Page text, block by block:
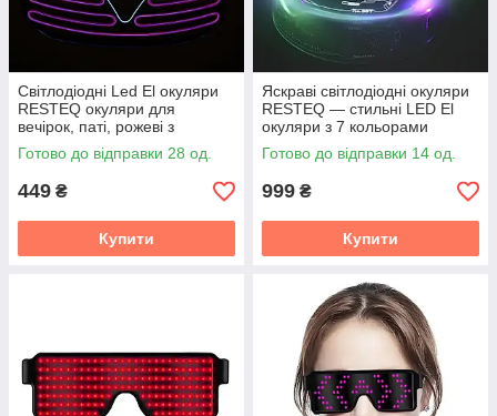
Світлодіодні Led El окуляри
RESTEQ окуляри для
вечірок, паті, рожеві з
блакитним обідком.
Готово до відправки 28 од.
449 ₴
Купити
Яскраві світлодіодні окуляри
RESTEQ — стильні LED El
окуляри з 7 кольорами
підсвічування, ефектний
аксесуар для вечірок і свят
Готово до відправки 14 од.
999 ₴
Купити